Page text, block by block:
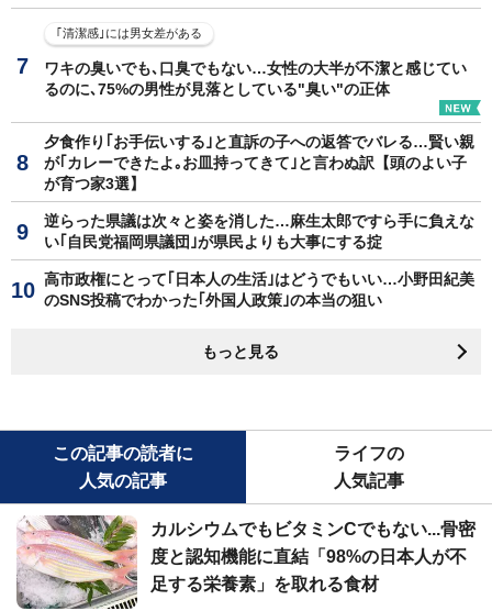
｢清潔感｣には男女差がある
ワキの臭いでも､口臭でもない…女性の大半が不潔と感じてい
るのに､75%の男性が見落としている"臭い"の正体
夕食作り｢お手伝いする｣と直訴の子への返答でバレる…賢い親
が｢カレーできたよ｡お皿持ってきて｣と言わぬ訳【頭のよい子
が育つ家3選】
逆らった県議は次々と姿を消した…麻生太郎ですら手に負えな
い｢自民党福岡県議団｣が県民よりも大事にする掟
高市政権にとって｢日本人の生活｣はどうでもいい…小野田紀美
のSNS投稿でわかった｢外国人政策｣の本当の狙い
もっと見る
この記事の読者に
人気の記事
ライフの
人気記事
カルシウムでもビタミンCでもない...骨密
度と認知機能に直結「98%の日本人が不
足する栄養素」を取れる食材